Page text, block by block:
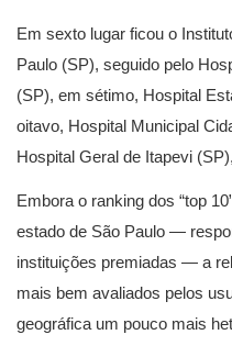
Em sexto lugar ficou o
Paulo (SP), seguido pelo
(SP), em sétimo, Hospital
oitavo, Hospital Municipal
Hospital Geral de Itapevi
Embora o ranking dos “top
estado de São Paulo —
instituições premiadas — a
mais bem avaliados pelos
geográfica um pouco mais